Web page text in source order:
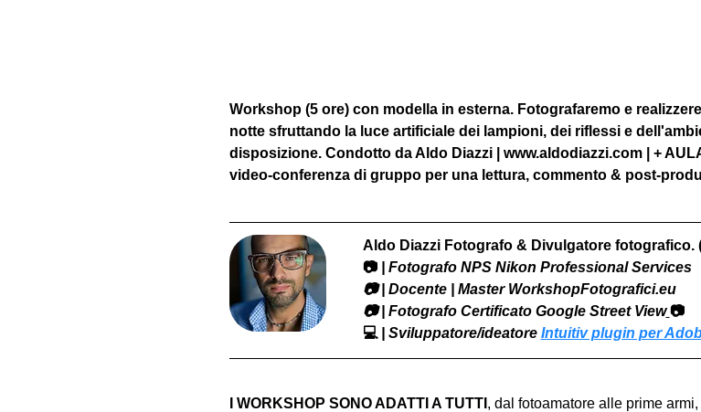
Workshop (5 ore) con modella in esterna. Fotografaremo e
notte sfruttando la luce artificiale dei lampioni, dei riflessi e
disposizione. Condotto da Aldo Diazzi | www.aldodiazzi.com | +
video-conferenza di gruppo per una lettura, commento & post-
Aldo Diazzi Fotografo & Divulgatore fotografico.
📷 | Fotografo NPS Nikon Professional Services
​📷 | Docente | Master WorkshopFotografici.eu
📷 | Fotografo Certificato Google Street View 📷
💻 | Sviluppatore/ideatore Intuitiv plugin per
I WORKSHOP SONO ADATTI A TUTTI , dal fotoamatore alle prime